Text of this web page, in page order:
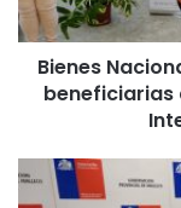
a
c
Bienes
beneficiarias
G